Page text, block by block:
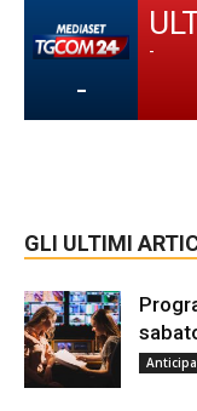
-
-
GLI ULTIMI